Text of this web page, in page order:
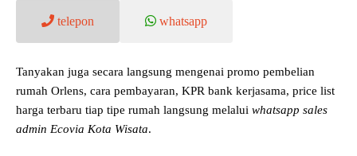
telepon whatsapp
Tanyakan juga secara langsung mengenai promo pembelian
rumah Orlens, cara pembayaran, KPR bank kerjasama, price list
harga terbaru tiap tipe rumah langsung melalui whatsapp sales
admin Ecovia Kota Wisata.